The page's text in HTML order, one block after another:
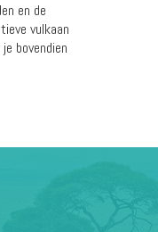
en de
vulkaan
bovendien